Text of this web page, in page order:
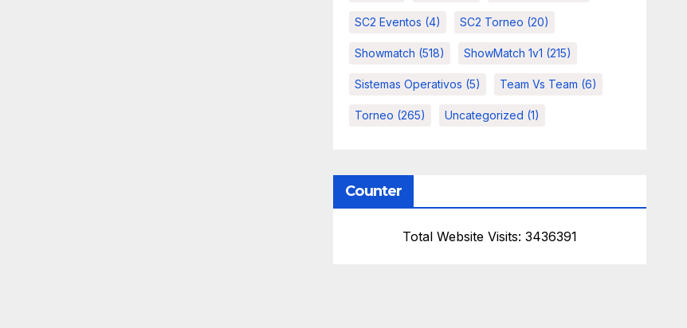
SC2 Eventos (4) SC2 Torneo (20)
Showmatch (518) ShowMatch 1v1 (215)
Sistemas Operativos (5) Team Vs Team (6)
Torneo (265) Uncategorized (1)
Counter
Total Website Visits: 3436391